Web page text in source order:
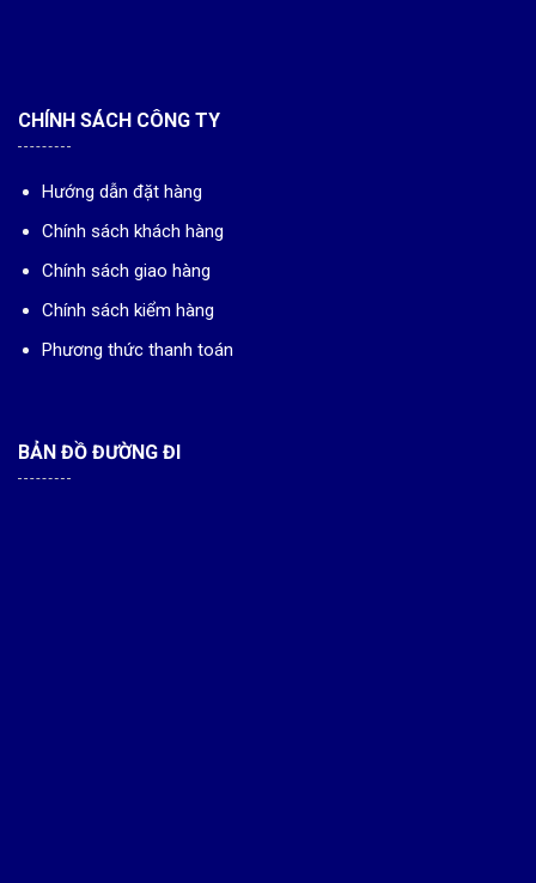
CHÍNH SÁCH CÔNG TY
Hướng dẫn đặt hàng
Chính sách khách hàng
Chính sách giao hàng
Chính sách kiểm hàng
Phương thức thanh toán
BẢN ĐỒ ĐƯỜNG ĐI